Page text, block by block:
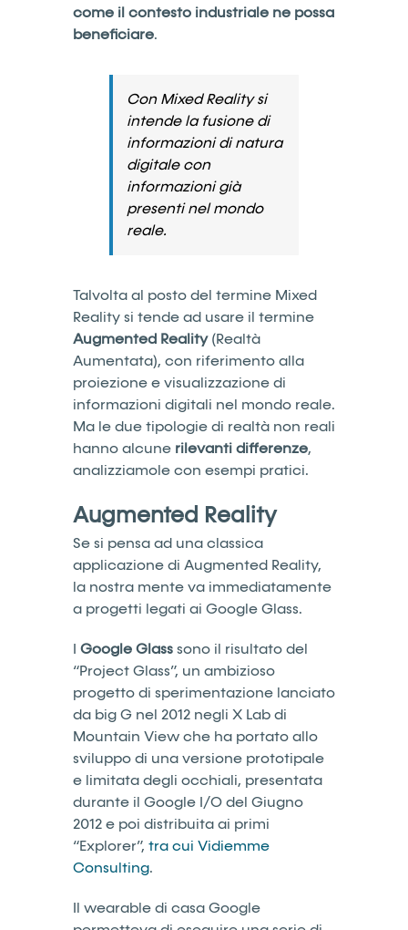
come il contesto industriale ne possa
beneficiare.
Con Mixed Reality si
intende la fusione di
informazioni di natura
digitale con
informazioni già
presenti nel mondo
reale.
Talvolta al posto del termine Mixed
Reality si tende ad usare il termine
Augmented Reality(Realtà
Aumentata), con riferimento alla
proiezione e visualizzazione di
informazioni digitali nel mondo reale.
Ma le due tipologie di realtà non reali
hanno alcune rilevanti differenze,
analizziamole con esempi pratici.
Augmented Reality
Se si pensa ad una classica
applicazione di Augmented Reality,
la nostra mente va immediatamente
a progetti legati ai Google Glass.
Google Glass sono il risultato del
“Project Glass”, un ambizioso
progetto di sperimentazione lanciato
da big G nel 2012 negli X Lab di
Mountain View che ha portato allo
sviluppo di una versione prototipale
e limitata degli occhiali, presentata
durante il Google I/O del Giugno
2012 e poi distribuita ai primi
“Explorer”, tra cui Vidiemme
Consulting.
Il wearable di casa Google